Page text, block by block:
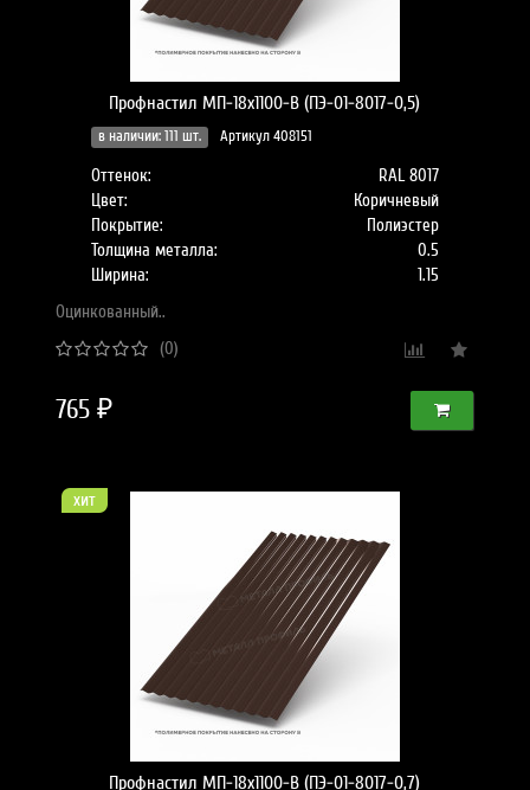
Профнастил МП-18x1100-B (ПЭ-01-8017-0,5)
в наличии: 111 шт. Артикул 408151
Оттенок:
RAL 8017
Цвет:
Коричневый
Покрытие:
Полиэстер
Толщина металла:
0.5
Ширина:
1.15
Оцинкованный..
(0)
765 ₽
хит
Профнастил МП-18x1100-B (ПЭ-01-8017-0,7)